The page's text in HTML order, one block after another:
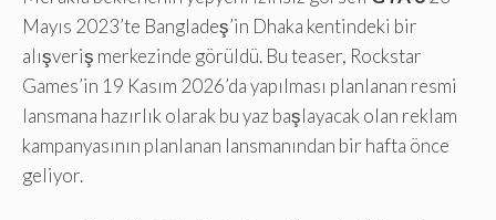
Mayıs 2023’te Bangladeş’in Dhaka kentindeki bir
alışveriş merkezinde görüldü. Bu teaser, Rockstar
Games’in 19 Kasım 2026’da yapılması planlanan resmi
lansmana hazırlık olarak bu yaz başlayacak olan reklam
kampanyasının planlanan lansmanından bir hafta önce
geliyor.